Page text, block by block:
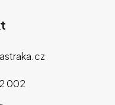
002